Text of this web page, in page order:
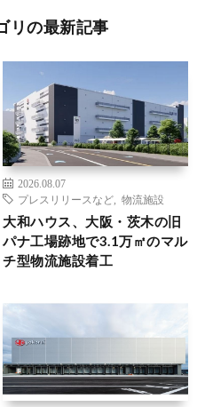
リの最新記事
2026.08.07
プレスリリースなど
物流施設
大和ハウス、大阪・茨木の旧
パナ工場跡地で3.1万㎡のマル
チ型物流施設着工